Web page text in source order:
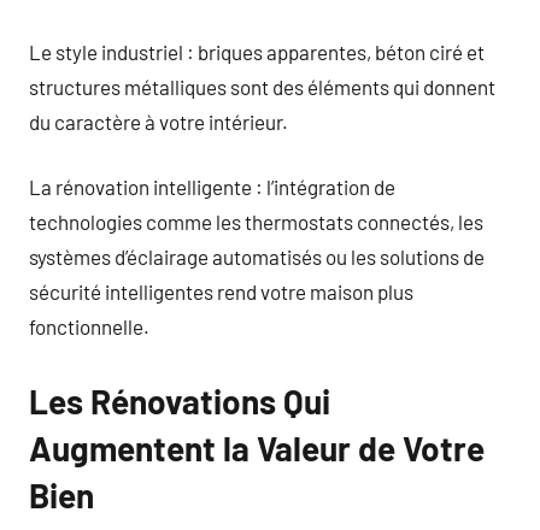
Le style industriel : briques apparentes, béton ciré et
structures métalliques sont des éléments qui donnent
du caractère à votre intérieur.
La rénovation intelligente : l’intégration de
technologies comme les thermostats connectés, les
systèmes d’éclairage automatisés ou les solutions de
sécurité intelligentes rend votre maison plus
fonctionnelle.
Les Rénovations Qui
Augmentent la Valeur de Votre
Bien